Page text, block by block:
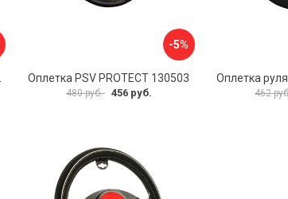
-5%
Оплетка PSV PROTECT 130503
480 руб. 456 руб. 462